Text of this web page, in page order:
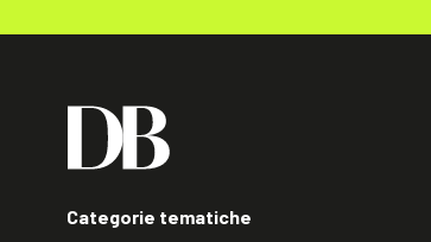
Categorie tematiche